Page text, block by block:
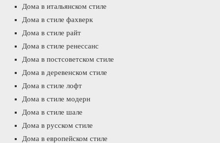
Дома в итальянском стиле
Дома в стиле фахверк
Дома в стиле райт
Дома в стиле ренессанс
Дома в постсоветском стиле
Дома в деревенском стиле
Дома в стиле лофт
Дома в стиле модерн
Дома в стиле шале
Дома в русском стиле
Дома в европейском стиле